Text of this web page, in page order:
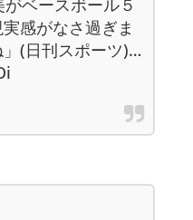
ベースボール５
感がなさ過ぎま
(日刊スポーツ)…